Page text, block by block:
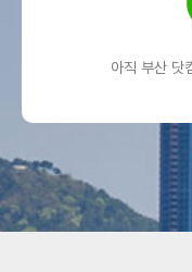
아직 부산 닷